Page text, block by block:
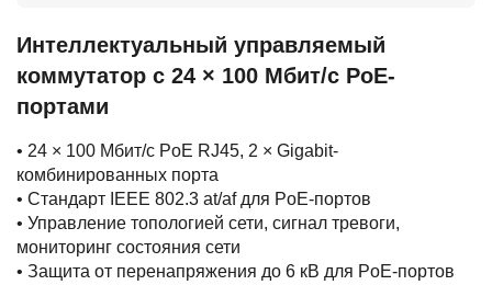
Интеллектуальный управляемый
коммутатор с 24 × 100 Мбит/с PoE-
портами
• 24 × 100 Мбит/с PoE RJ45, 2 × Gigabit-
комбинированных порта
• Стандарт IEEE 802.3 at/af для PoE-портов
• Управление топологией сети, сигнал тревоги,
мониторинг состояния сети
• Защита от перенапряжения до 6 кВ для PoE-портов